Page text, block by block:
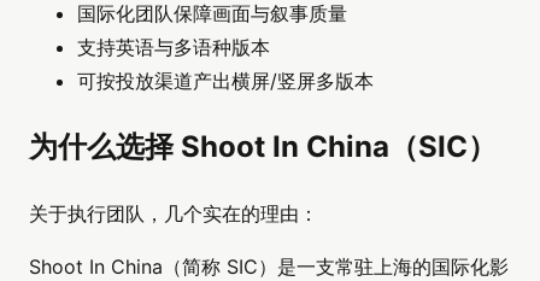
国际化团队保障画面与叙事质量
支持英语与多语种版本
可按投放渠道产出横屏/竖屏多版本
为什么选择 Shoot In China（SIC）
关于执行团队，几个实在的理由：
Shoot In China（简称 SIC）是一支常驻上海的国际化影